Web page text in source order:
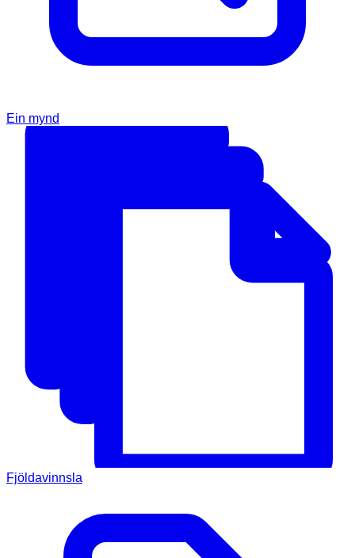
Ein mynd
Fjöldavinnsla